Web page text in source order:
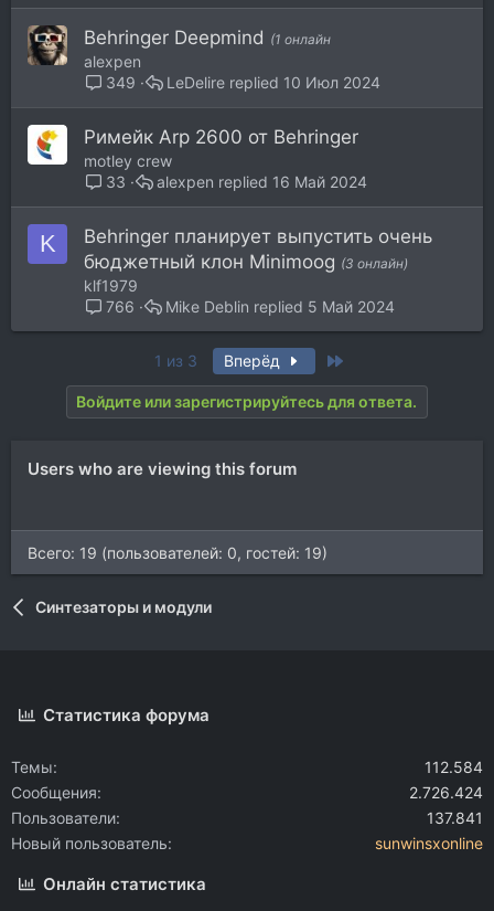
Behringer Deepmind (1 онлайн
alexpen
349
10 Июл 2024
LeDelire
Римейк Arp 2600 от Behringer
motley crew
33
16 Май 2024
alexpen
K
Behringer планирует выпустить очень
бюджетный клон Minimoog (3 онлайн)
klf1979
766
5 Май 2024
Mike Deblin
1 из 3 Вперёд
Войдите или зарегистрируйтесь для ответа.
Users who are viewing this forum
Всего: 19 (пользователей: 0, гостей: 19)
Синтезаторы и модули
Статистика форума
Темы
112.584
Сообщения
2.726.424
Пользователи
137.841
Новый пользователь
sunwinsxonline
Онлайн статистика